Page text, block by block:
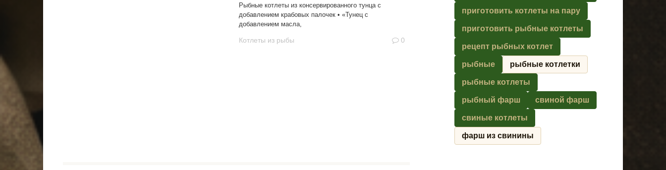
Рыбные котлеты из консервированного тунца с
добавлением крабовых палочек • «Тунец с
добавлением масла,
Котлеты из рыбы 0
приготовить котлеты на пару
приготовить рыбные котлеты
рецепт рыбных котлет
рыбные рыбные котлетки
рыбные котлеты
рыбный фарш свиной фарш
свиные котлеты
фарш из свинины